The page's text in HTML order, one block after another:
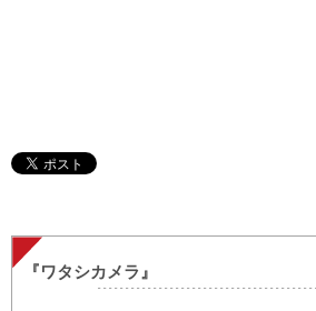
『ワタシカメラ』